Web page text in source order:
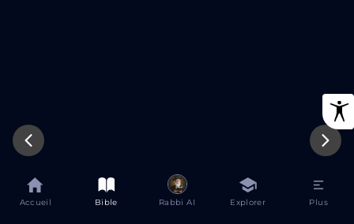
Accueil Bible Rabbi AI Explorer Plus